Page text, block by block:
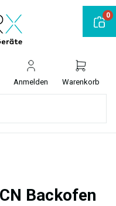
Anmelden Warenkorb
Backofen
0